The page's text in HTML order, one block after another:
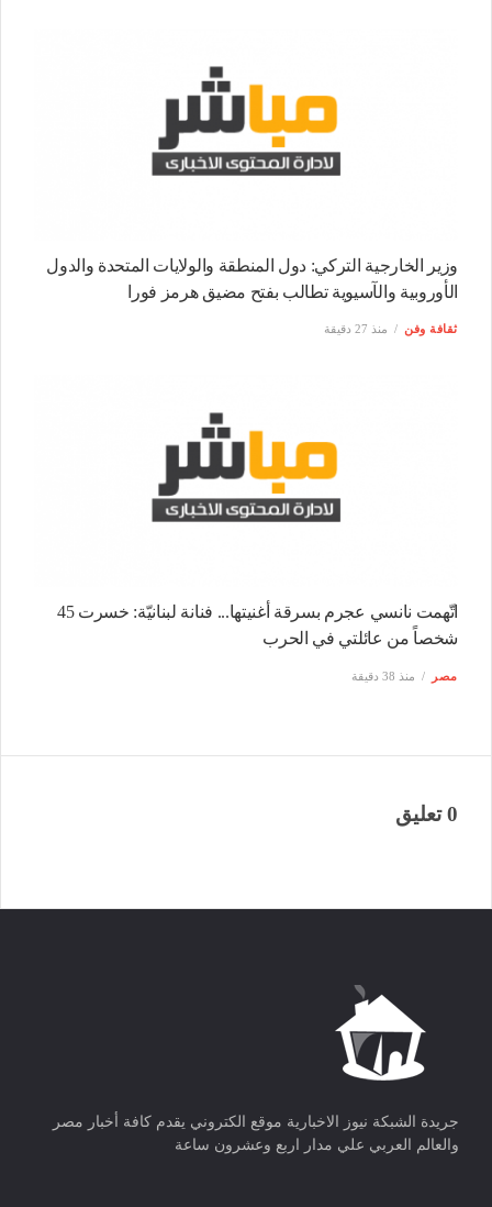
وزير الخارجية التركي: دول المنطقة والولايات المتحدة والدول
الأوروبية والآسيوية تطالب بفتح مضيق هرمز فورا
ثقافة وفن منذ 27 دقيقة
اتّهمت نانسي عجرم بسرقة أغنيتها... فنانة لبنانيّة: خسرت 45
شخصاً من عائلتي في الحرب
مصر منذ 38 دقيقة
0 تعليق
جريدة الشبكة نيوز الاخبارية موقع الكتروني يقدم كافة أخبار مصر
والعالم العربي علي مدار اربع وعشرون ساعة